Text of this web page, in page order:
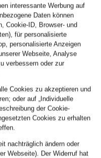
interessante Werbung auf
Daten können
Cookie-ID, Browser- und
für personalisierte
personalisierte Anzeigen
Webseite, Analyse
verbessern oder zur
Cookies zu akzeptieren und
oder auf „Individuelle
der Cookie-
Cookies zu erhalten
nachträglich ändern oder
Webseite). Der Widerruf hat